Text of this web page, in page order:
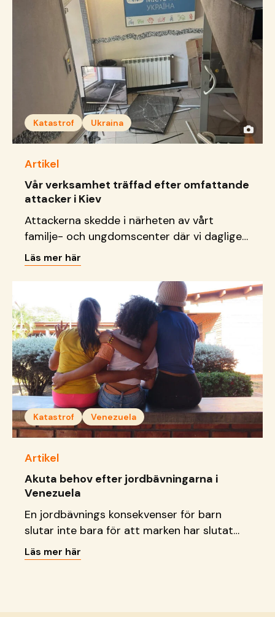
Katastrof Ukraina
Artikel
Vår verksamhet träffad efter omfattande
attacker i Kiev
Attackerna skedde i närheten av vårt
familje- och ungdomscenter där vi dagligen
tar emot barn, unga och familjer.
Läs mer här
Katastrof Venezuela
Artikel
Akuta behov efter jordbävningarna i
Venezuela
En jordbävnings konsekvenser för barn
slutar inte bara för att marken har slutat
att skaka. Läs vad vi gör just nu.
Läs mer här